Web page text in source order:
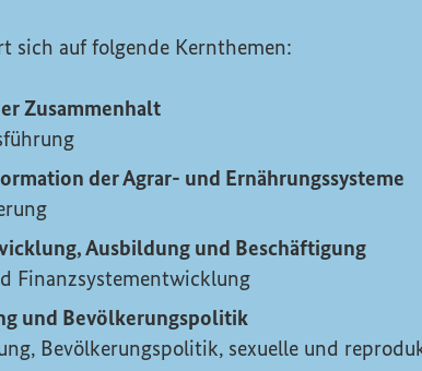
sich auf folgende Kernthemen:
Zusammenhalt
der Agrar- und Ernährungssysteme
Ausbildung und Beschäftigung
Finanzsystementwicklung
und Bevölkerungspolitik
Bevölkerungspolitik, sexuelle und